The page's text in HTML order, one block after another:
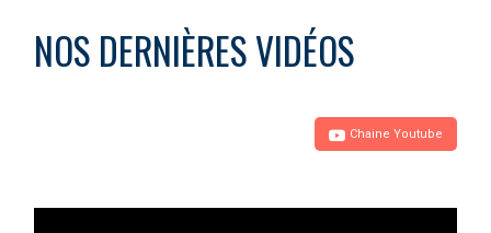
NOS DERNIÈRES VIDÉOS
Chaine Youtube